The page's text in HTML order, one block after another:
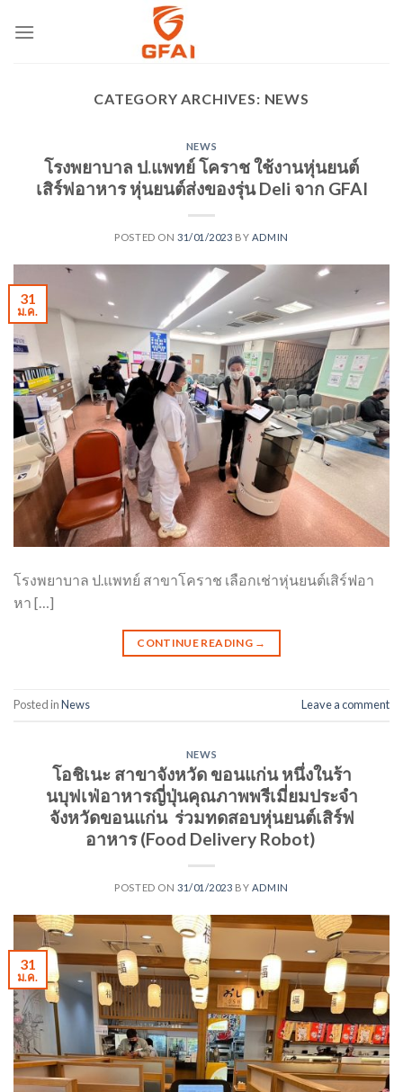
CATEGORY ARCHIVES: NEWS
NEWS
โรงพยาบาล ป.แพทย์ โคราช ใช้งานหุ่นยนต์
เสิร์ฟอาหาร หุ่นยนต์ส่งของรุ่น Deli จาก GFAI
POSTED ON 31/01/2023 BY ADMIN
31
ม.ค.
โรงพยาบาล ป.แพทย์ สาขาโคราช เลือกเช่าหุ่นยนต์เสิร์ฟอา
หา […]
CONTINUE READING →
Posted inNews Leave a comment
NEWS
โอชิเนะ สาขาจังหวัด ขอนแก่น หนึ่งในร้า
นบุฟเฟ่อาหารญี่ปุ่นคุณภาพพรีเมี่ยมประจำ
จังหวัดขอนแก่น ร่วมทดสอบหุ่นยนต์เสิร์ฟ
อาหาร (Food Delivery Robot)
POSTED ON 31/01/2023 BY ADMIN
31
ม.ค.